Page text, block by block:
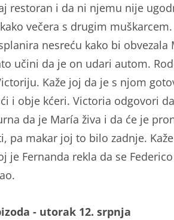
restoran i da ni njemu nije
večera s drugim muškarcem.
nesreću kako bi obvezala
učini da je on udari autom.
Kaže joj da je s njom
i obje kćeri. Victoria odgovori
da je María živa i da će je
pa makar joj to bilo zadnje.
je Fernanda rekla da se
- utorak 12. srpnja